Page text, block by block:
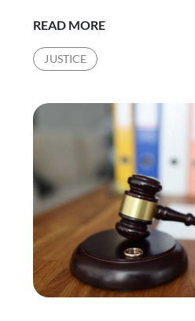
READ MORECONSTAT
: COMMENT
OBTENIR
UNE
COPIE
DU
CONSTAT
D’HUISSIER
PAR
SMS
?
JUSTICE